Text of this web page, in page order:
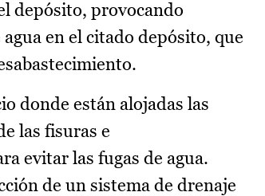
depósito, provocando
en el citado depósito, que
donde están alojadas las
las fisuras e
evitar las fugas de agua.
de un sistema de drenaje